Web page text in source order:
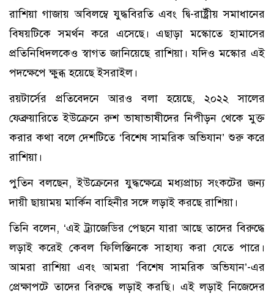
রাশিয়া গাজায় অবিলম্বে যুদ্ধবিরতি এবং দ্বি-রাষ্ট্রীয় সমাধানের
বিষয়টিকে সমর্থন করে এসেছে। এছাড়া মস্কোতে হামাসের
প্রতিনিধিদলকেও স্বাগত জানিয়েছে রাশিয়া। যদিও মস্কোর এই
পদক্ষেপে ক্ষুব্ধ হয়েছে ইসরাইল।
রয়টার্সের প্রতিবেদনে আরও বলা হয়েছে, ২০২২ সালের
ফেব্রুয়ারিতে ইউক্রেনে রুশ ভাষাভাষীদের নিপীড়ন থেকে মুক্ত
করার কথা বলে দেশটিতে ‘বিশেষ সামরিক অভিযান’ শুরু করে
রাশিয়া।
পুতিন বলছেন, ইউক্রেনের যুদ্ধক্ষেত্রে মধ্যপ্রাচ্য সংকটের জন্য
দায়ী ছায়াময় মার্কিন বাহিনীর সঙ্গে লড়াই করছে রাশিয়া।
তিনি বলেন, ‘এই ট্র্যাজেডির পেছনে যারা আছে তাদের বিরুদ্ধে
লড়াই করেই কেবল ফিলিস্তিনকে সাহায্য করা যেতে পারে।
আমরা রাশিয়া এবং আমরা ‘বিশেষ সামরিক অভিযান’-এর
প্রেক্ষাপটে তাদের বিরুদ্ধে লড়াই করছি। এই লড়াই নিজেদের